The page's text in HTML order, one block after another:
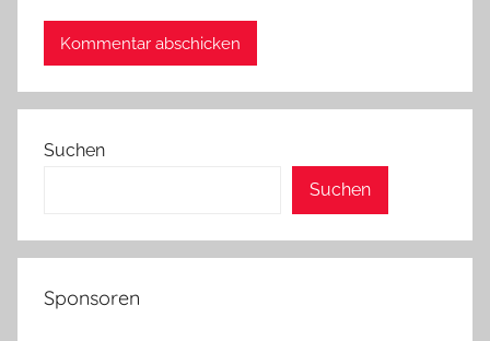
Suchen
Suchen
Sponsoren